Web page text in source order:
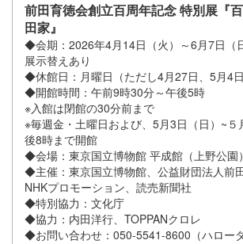
前田育徳会創立百周年記念 特別展『
田家』
◆会期：2026年4月14日（火）～6月7日（
展示替えあり
◆休館日：月曜日（ただし4月27日、5月4日
◆開館時間：午前9時30分～午後5時
※入館は閉館の30分前まで
※毎週金・土曜日および、5月3日（日）~５
後8時まで開館
◆会場：東京国立博物館 平成館（上野公園）
◆主催：東京国立博物館、公益財団法人前
NHKプロモーション、読売新聞社
◆特別協力：文化庁
◆協力： 内田洋行、TOPPANクロレ
◆お問い合わせ：050-5541-8600（ハローダ